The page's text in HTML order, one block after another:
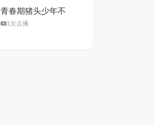
青春期猪头少年不
会梦到娇怜外出妹
1次点播